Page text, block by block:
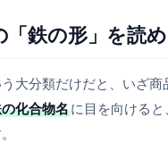
「鉄の形」を読
大分類だけだと、いざ
化合物名に目を向ける